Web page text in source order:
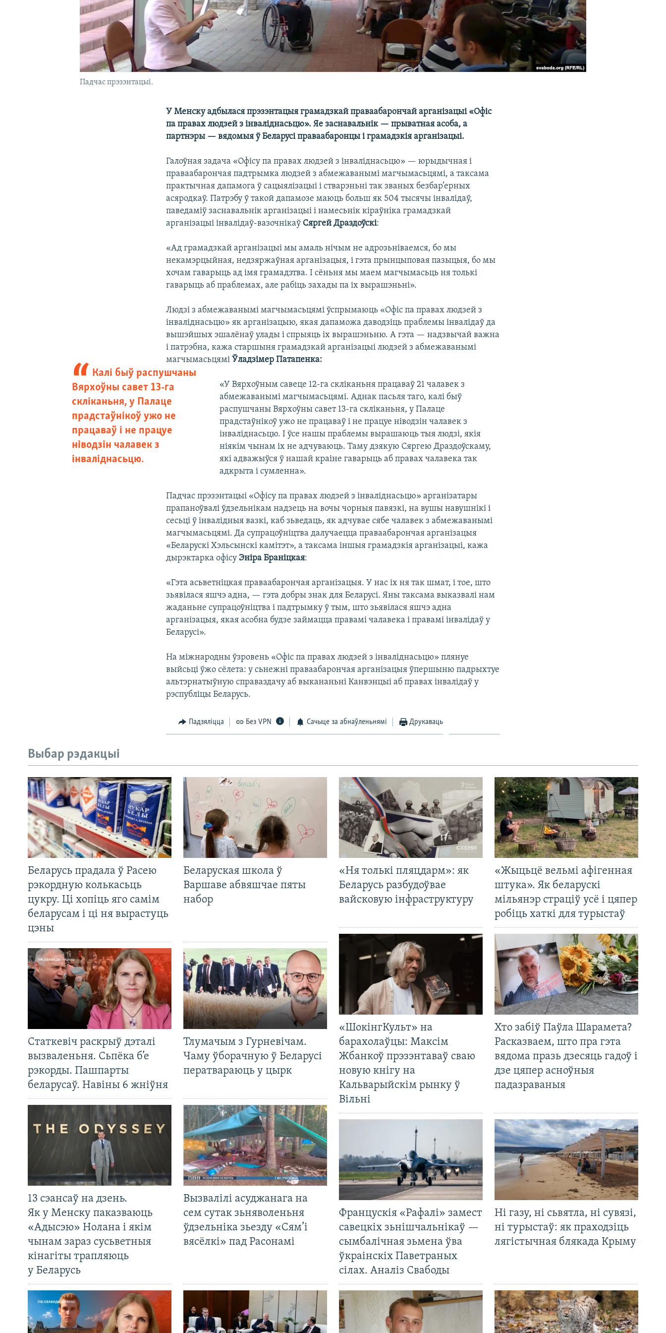
Падчас прэзэнтацыі.
У Менску адбылася прэзэнтацыя грамадзкай праваабарончай арганізацыі «Офіс
па правах людзей з інваліднасьцю». Яе заснавальнік — прыватная асоба, а
партнэры — вядомыя ў Беларусі праваабаронцы і грамадзкія арганізацыі.
Галоўная задача «Офісу па правах людзей з інваліднасьцю» — юрыдычная і
праваабарончая падтрымка людзей з абмежаванымі магчымасьцямі, а таксама
практычная дапамога ў сацыялізацыі і стварэньні так званых безбар’ерных
асяродкаў. Патрэбу ў такой дапамозе маюць больш як 504 тысячы інвалідаў,
паведаміў заснавальнік арганізацыі і намесьнік кіраўніка грамадзкай
арганізацыі інвалідаў-вазочнікаў Сяргей Драздоўскі:
«Ад грамадзкай арганізацыі мы амаль нічым не адрозьніваемся, бо мы
некамэрцыйная, недзяржаўная арганізацыя, і гэта прынцыповая пазыцыя, бо мы
хочам гаварыць ад імя грамадзтва. І сёньня мы маем магчымасьць ня толькі
гаварыць аб праблемах, але рабіць захады па іх вырашэньні».
Людзі з абмежаванымі магчымасьцямі ўспрымаюць «Офіс па правах людзей з
інваліднасьцю» як арганізацыю, якая дапаможа даводзіць праблемы інвалідаў да
вышэйшых эшалёнаў улады і спрыяць іх вырашэньню. А гэта — надзвычай важна
і патрэбна, кажа старшыня грамадзкай арганізацыі людзей з абмежаванымі
магчымасьцяміЎладзімер Патапенка:
Калі быў распушчаны
Вярхоўны савет 13-га
скліканьня, у Палаце
прадстаўнікоў ужо не
працаваў і не працуе
ніводзін чалавек з
інваліднасьцю.
«У Вярхоўным савеце 12-га скліканьня працаваў 21 чалавек з
абмежаванымі магчымасьцямі. Аднак пасьля таго, калі быў
распушчаны Вярхоўны савет 13-га скліканьня, у Палаце
прадстаўнікоў ужо не працаваў і не працуе ніводзін чалавек з
інваліднасьцю. І ўсе нашы праблемы вырашаюць тыя людзі, якія
ніякім чынам іх не адчуваюць. Таму дзякую Сяргею Драздоўскаму,
які адважыўся ў нашай краіне гаварыць аб правах чалавека так
адкрыта і сумленна».
Падчас прэзэнтацыі «Офісу па правах людзей з інваліднасьцю» арганізатары
прапаноўвалі ўдзельнікам надзець на вочы чорныя павязкі, на вушы навушнікі і
сесьці ў інвалідныя вазкі, каб зьведаць, як адчувае сябе чалавек з абмежаванымі
магчымасьцямі. Да супрацоўніцтва далучаецца праваабарончая арганізацыя
«Беларускі Хэльсынскі камітэт», а таксама іншыя грамадзкія арганізацыі, кажа
дырэктарка офісу Эніра Браніцкая:
«Гэта асьветніцкая праваабарончая арганізацыя. У нас іх ня так шмат, і тое, што
зьявілася яшчэ адна, — гэта добры знак для Беларусі. Яны таксама выказвалі нам
жаданьне супрацоўніцтва і падтрымку ў тым, што зьявілася яшчэ адна
арганізацыя, якая асобна будзе займацца правамі чалавека і правамі інвалідаў у
Беларусі».
На міжнародны ўзровень «Офіс па правах людзей з інваліднасьцю» плянуе
выйсьці ўжо сёлета: у сьнежні праваабарончая арганізацыя ўпершыню падрыхтуе
альтэрнатыўную справаздачу аб выкананьні Канвэнцыі аб правах інвалідаў у
рэспубліцы Беларусь.
Падзяліцца Без VPN Сачыце за абнаўленьнямі Друкаваць
Выбар рэдакцыі
Беларусь прадала ў Расею
рэкордную колькасьць
цукру. Ці хопіць яго самім
беларусам і ці ня вырастуць
цэны
Беларуская школа ў
Варшаве абвяшчае пяты
набор
Статкевіч раскрыў дэталі
вызваленьня. Сьпёка б’е
рэкорды. Пашпарты
беларусаў. Навіны 6 жніўня
Тлумачым з Гурневічам.
Чаму ўборачную ў Беларусі
ператвараюць у цырк
13 сэансаў на дзень.
Як у Менску паказваюць
«Адысэю» Нолана і якім
чынам зараз сусьветныя
кінагіты трапляюць
у Беларусь
Вызвалілі асуджанага на
сем сутак зьняволеньня
ўдзельніка зьезду «Сям’і
вясёлкі» пад Расонамі
«Ня толькі пляцдарм»: як
Беларусь разбудоўвае
вайсковую інфраструктуру
«Жыцьцё вельмі афігенная
штука». Як беларускі
мільянэр страціў усё і цяпер
робіць хаткі для турыстаў
«ШокінгКульт» на
барахолаўцы: Максім
Жбанкоў прэзэнтаваў сваю
новую кнігу на
Кальварыйскім рынку ў
Вільні
Хто забіў Паўла Шарамета?
Расказваем, што пра гэта
вядома празь дзесяць гадоў і
дзе цяпер асноўныя
падазраваныя
Францускія «Рафалі» замест
савецкіх зьнішчальнікаў —
сымбалічная зьмена ўва
ўкраінскіх Паветраных
сілах. Аналіз Свабоды
Ні газу, ні сьвятла, ні сувязі,
ні турыстаў: як праходзіць
лягістычная блякада Крыму